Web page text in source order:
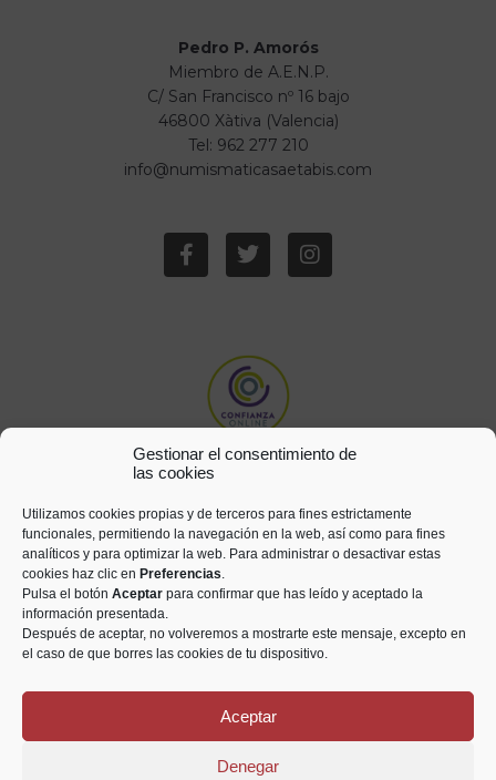
Gestionar el consentimiento de
las cookies
Utilizamos cookies propias y de terceros para fines estrictamente
funcionales, permitiendo la navegación en la web, así como para fines
analíticos y para optimizar la web. Para administrar o desactivar estas
cookies haz clic en Preferencias.
Pulsa el botón Aceptar para confirmar que has leído y aceptado la
información presentada.
Después de aceptar, no volveremos a mostrarte este mensaje, excepto en
el caso de que borres las cookies de tu dispositivo.
Aceptar
Denegar
Pedro P. Amorós
Miembro de A.E.N.P.
C/ San Francisco nº 16 bajo
46800 Xàtiva (Valencia)
Tel: 962 277 210
info@numismaticasaetabis.com
Aviso legal